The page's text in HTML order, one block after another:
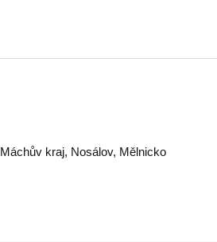
Máchův kraj, Nosálov, Mělnicko